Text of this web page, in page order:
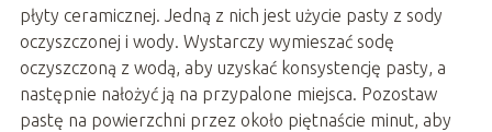
płyty ceramicznej. Jedną z nich jest użycie pasty z sody
oczyszczonej i wody. Wystarczy wymieszać sodę
oczyszczoną z wodą, aby uzyskać konsystencję pasty, a
następnie nałożyć ją na przypalone miejsca. Pozostaw
pastę na powierzchni przez około piętnaście minut, aby